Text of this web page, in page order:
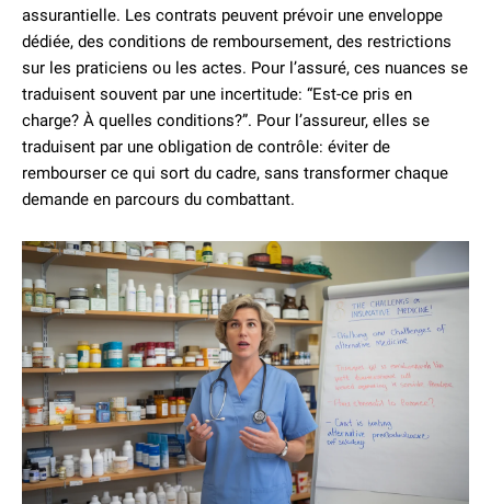
assurantielle. Les contrats peuvent prévoir une enveloppe
dédiée, des conditions de remboursement, des restrictions
sur les praticiens ou les actes. Pour l’assuré, ces nuances se
traduisent souvent par une incertitude: “Est-ce pris en
charge? À quelles conditions?”. Pour l’assureur, elles se
traduisent par une obligation de contrôle: éviter de
rembourser ce qui sort du cadre, sans transformer chaque
demande en parcours du combattant.